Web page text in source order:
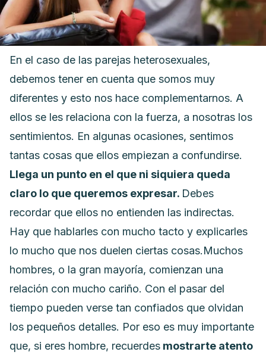
En el caso de las parejas heterosexuales,
debemos tener en cuenta que somos muy
diferentes y esto nos hace complementarnos. A
ellos se les relaciona con la fuerza, a nosotras los
sentimientos. En algunas ocasiones, sentimos
tantas cosas que ellos empiezan a confundirse.
Llega un punto en el que ni siquiera queda
claro lo que queremos expresar. Debes
recordar que ellos no entienden las indirectas.
Hay que hablarles con mucho tacto y explicarles
lo mucho que nos duelen ciertas cosas.Muchos
hombres, o la gran mayoría, comienzan una
relación con mucho cariño. Con el pasar del
tiempo pueden verse tan confiados que olvidan
los pequeños detalles. Por eso es muy importante
que, si eres hombre, recuerdes mostrarte atento